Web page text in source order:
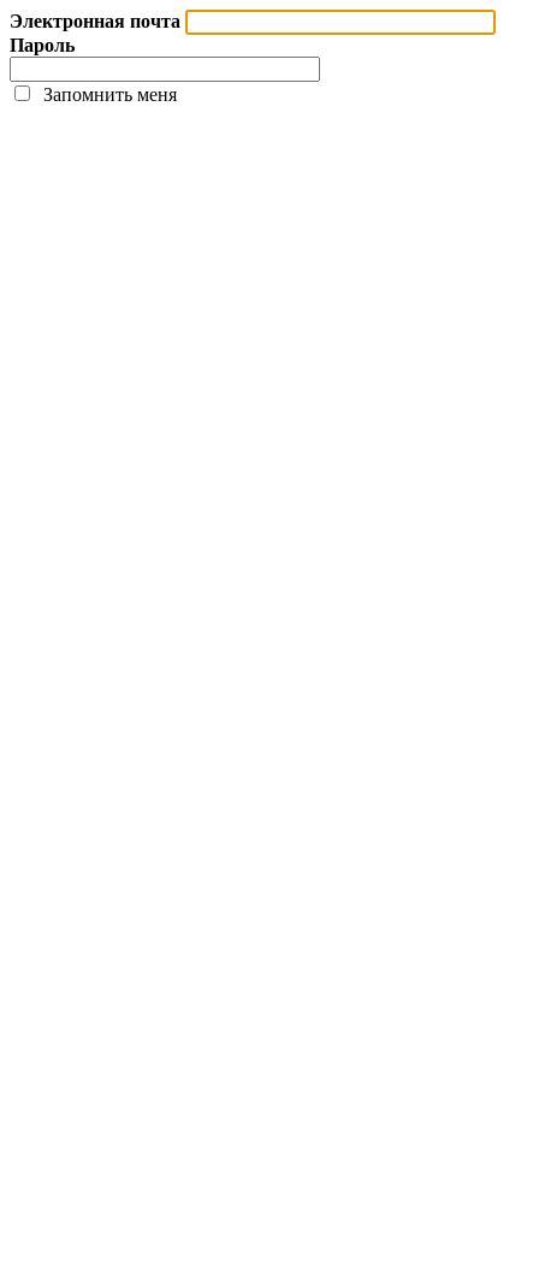
Электронная почта
Пароль
Запомнить меня